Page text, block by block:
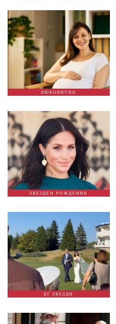
ЛЮБОПИТНО
ЗВЕЗДЕН РОЖДЕНИК
БГ ЗВЕЗДИ